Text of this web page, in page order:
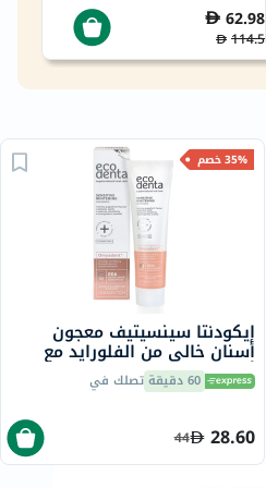
62.98
114.5
35% خصم
إيكودنتا سينسيتيف معجون
أسنان خالي من الفلورايد مع
أوميادينت 100 مل
60 دقيقة تصلك في
28.60
44